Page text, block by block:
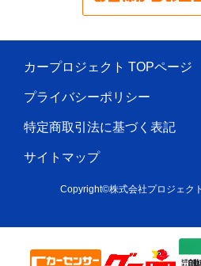
カープロジェクト TOPページ
プライバシーポリシー
特定商取引法に基づく表記
サイトマップ
Copyright©株式会社プロジェク